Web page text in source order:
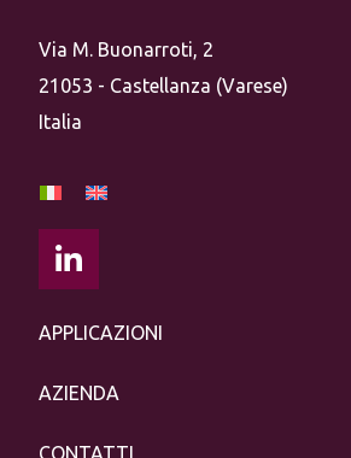
Via M. Buonarroti, 2
21053 - Castellanza (Varese)
Italia
APPLICAZIONI
AZIENDA
CONTATTI